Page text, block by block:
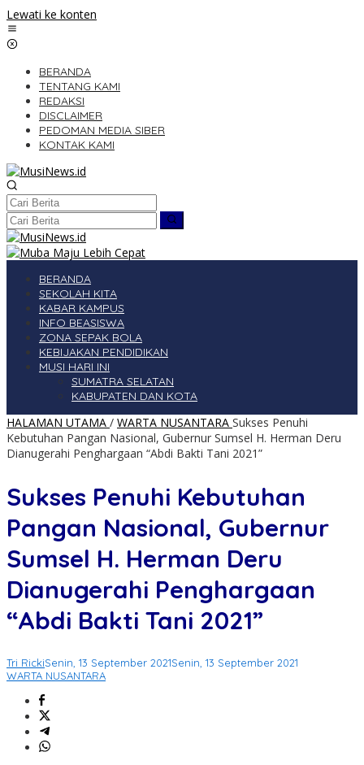
Lewati ke konten
BERANDA
TENTANG KAMI
REDAKSI
DISCLAIMER
PEDOMAN MEDIA SIBER
KONTAK KAMI
BERANDA
SEKOLAH KITA
KABAR KAMPUS
INFO BEASISWA
ZONA SEPAK BOLA
KEBIJAKAN PENDIDIKAN
MUSI HARI INI
SUMATRA SELATAN
KABUPATEN DAN KOTA
HALAMAN UTAMA / WARTA NUSANTARA Sukses Penuhi
Kebutuhan Pangan Nasional, Gubernur Sumsel H. Herman Deru
Dianugerahi Penghargaan “Abdi Bakti Tani 2021”
Sukses Penuhi Kebutuhan
Pangan Nasional, Gubernur
Sumsel H. Herman Deru
Dianugerahi Penghargaan
“Abdi Bakti Tani 2021”
Tri RickiSenin, 13 September 2021Senin, 13 September 2021
WARTA NUSANTARA